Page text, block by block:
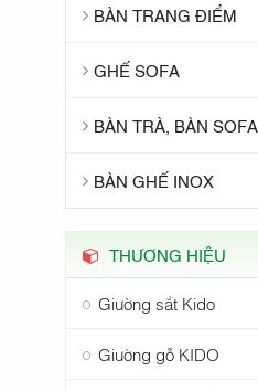
BÀN TRANG ĐIỂM
GHẾ SOFA
BÀN TRÀ, BÀN SOFA
BÀN GHẾ INOX
THƯƠNG HIỆU
Giường sắt Kido
Giường gỗ KIDO